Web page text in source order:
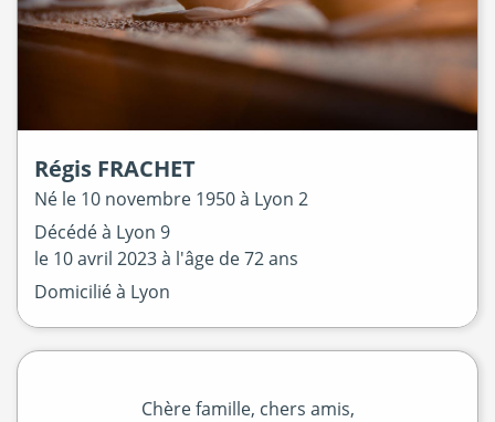
Régis FRACHET
Né le 10 novembre 1950 à Lyon 2
Décédé à Lyon 9
le 10 avril 2023à l'âge de 72 ans
Domicilié à Lyon
Chère famille, chers amis,